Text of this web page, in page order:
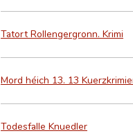
Tatort Rollengergronn. Krimi
Mord héich 13. 13
Todesfalle Knuedler